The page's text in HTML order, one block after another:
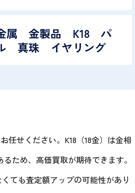
属 金製品 K18 パ
真珠 イヤリング
任せください。K18（18金）は金相
ため、高価買取が期待できます。
ても査定額アップの可能性があり